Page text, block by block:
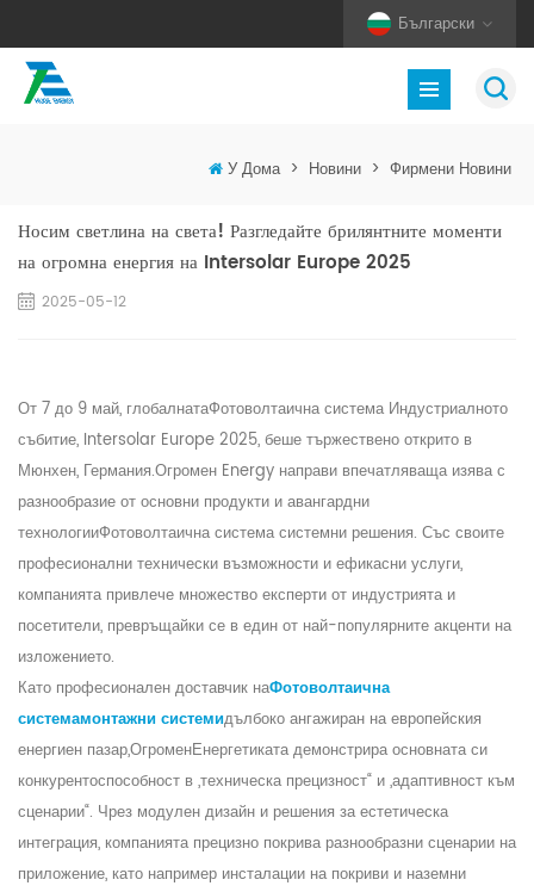
Български
У Дома > Новини > Фирмени Новини
Носим светлина на света! Разгледайте брилянтните моменти
на огромна енергия на Intersolar Europe 2025
2025-05-12
От 7 до 9 май, глобалнатаФотоволтаична система Индустриалното
събитие, Intersolar Europe 2025, беше тържествено открито в
Мюнхен, Германия.Огромен Energy направи впечатляваща изява с
разнообразие от основни продукти и авангардни
технологииФотоволтаична системасистемни решения. Със своите
професионални технически възможности и ефикасни услуги,
компанията привлече множество експерти от индустрията и
посетители, превръщайки се в един от най-популярните акценти на
изложението.
Като професионален доставчик наФотоволтаична
системамонтажни системидълбоко ангажиран на европейския
енергиен пазар,ОгроменЕнергетиката демонстрира основната си
конкурентоспособност в „техническа прецизност“ и „адаптивност към
сценарии“. Чрез модулен дизайн и решения за естетическа
интеграция, компанията прецизно покрива разнообразни сценарии на
приложение, като например инсталации на покриви и наземни